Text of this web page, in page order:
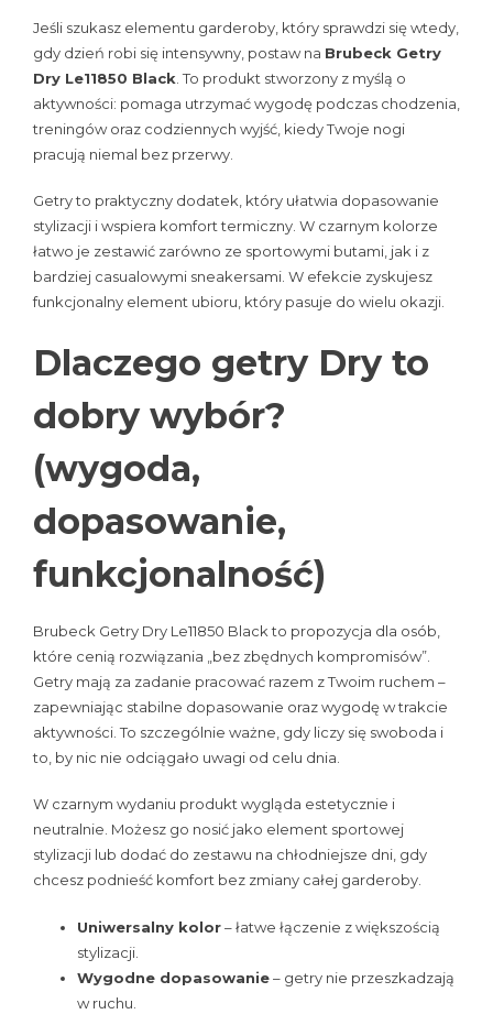
Jeśli szukasz elementu garderoby, który sprawdzi się wtedy,
gdy dzień robi się intensywny, postaw na Brubeck Getry
Dry Le11850 Black . To produkt stworzony z myślą o
aktywności: pomaga utrzymać wygodę podczas chodzenia,
treningów oraz codziennych wyjść, kiedy Twoje nogi
pracują niemal bez przerwy.
Getry to praktyczny dodatek, który ułatwia dopasowanie
stylizacji i wspiera komfort termiczny. W czarnym kolorze
łatwo je zestawić zarówno ze sportowymi butami, jak i z
bardziej casualowymi sneakersami. W efekcie zyskujesz
funkcjonalny element ubioru, który pasuje do wielu okazji.
Dlaczego getry Dry to
dobry wybór?
(wygoda,
dopasowanie,
funkcjonalność)
Brubeck Getry Dry Le11850 Black to propozycja dla osób,
które cenią rozwiązania „bez zbędnych kompromisów”.
Getry mają za zadanie pracować razem z Twoim ruchem –
zapewniając stabilne dopasowanie oraz wygodę w trakcie
aktywności. To szczególnie ważne, gdy liczy się swoboda i
to, by nic nie odciągało uwagi od celu dnia.
W czarnym wydaniu produkt wygląda estetycznie i
neutralnie. Możesz go nosić jako element sportowej
stylizacji lub dodać do zestawu na chłodniejsze dni, gdy
chcesz podnieść komfort bez zmiany całej garderoby.
Uniwersalny kolor– łatwe łączenie z większością
stylizacji.
Wygodne dopasowanie– getry nie przeszkadzają
w ruchu.